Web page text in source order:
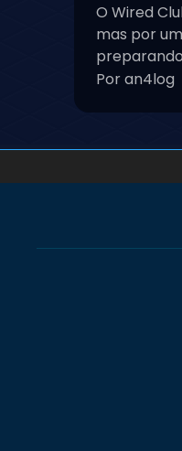
O Wired
mas por
Por an4log